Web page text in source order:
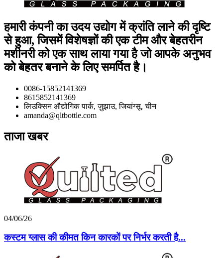
हमारी कंपनी का उदय उद्योग में क्रांति लाने की दृष्टि
से हुआ, जिसमें विशेषज्ञों की एक टीम और बेहतरीन
मशीनरी को एक साथ लाया गया है जो आपके अनुभव
को बेहतर बनाने के लिए समर्पित है।
0086-15852141369
8615852141369
लिउक्सिन औद्योगिक पार्क, ज़ुझाउ, जियांग्सू, चीन
amanda@qltbottle.com
ताजा खबर
04/06/26
कस्टम ग्लास की कीमत किन कारकों पर निर्भर करती है...